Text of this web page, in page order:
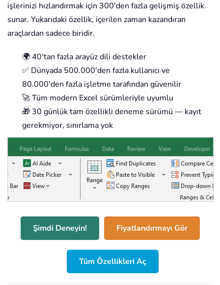
işlerinizi hızlandırmak için 300'den fazla gelişmiş özellik
sunar. Yukarıdaki özellik, içerilen zaman kazandıran
araçlardan sadece biridir.
🌍 40'tan fazla arayüz dili destekler
✅ Dünyada 500.000'den fazla kullanıcı ve
80.000'den fazla işletme tarafından güvenilir
🚀 Tüm modern Excel sürümleriyle uyumlu
🎁 30 günlük tam özellikli deneme sürümü — kayıt
gerekmiyor, sınırlama yok
Şimdi Deneyin! Fiyatlandırmayı Gör
Tüm Özellikleri Aç